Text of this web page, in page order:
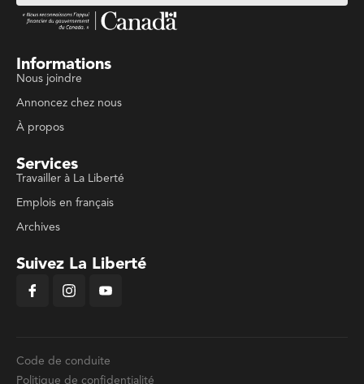
Informations
Nous joindre
Annoncez chez nous
À propos
Services
Travailler à La Liberté
Emplois en français
Archives
Suivez La Liberté
Code de conduite
Politique de confidentialité